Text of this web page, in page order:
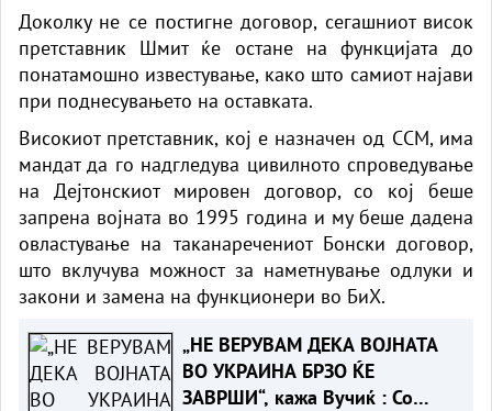
Доколку не се постигне договор, сегашниот висок
претставник Шмит ќе остане на функцијата до
понатамошно известување, како што самиот најави
при поднесувањето на оставката.
Високиот претставник, кој е назначен од ССМ, има
мандат да го надгледува цивилното спроведување
на Дејтонскиот мировен договор, со кој беше
запрена војната во 1995 година и му беше дадена
овластување на таканаречениот Бонски договор,
што вклучува можност за наметнување одлуки и
закони и замена на функционери во БиХ.
„НЕ ВЕРУВАМ ДЕКА ВОЈНАТА
ВО УКРАИНА БРЗО ЌЕ
ЗАВРШИ“, кажа Вучиќ : Со